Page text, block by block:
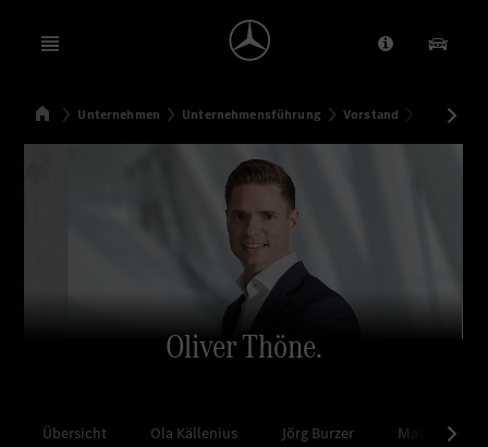
Open menu Anbieter/
SuchenStartseite
Unternehmen Unternehmensführung Vorstand Oliver
Oliver Thöne.
Übersicht Ola Källenius Jörg Burzer Mathias